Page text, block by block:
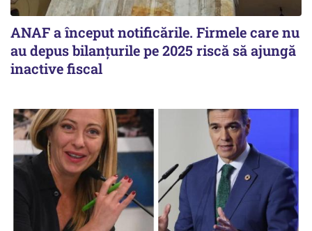
ANAF a început notificările. Firmele care nu
au depus bilanțurile pe 2025 riscă să ajungă
inactive fiscal